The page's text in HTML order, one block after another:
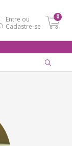
Entre ou
Cadastre-se
0